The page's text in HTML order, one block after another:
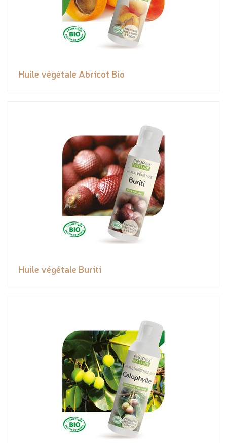
Huile végétale Abricot Bio
Huile végétale Buriti